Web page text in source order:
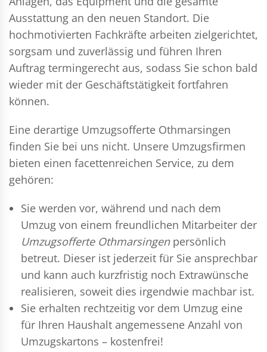
Ausstattung an den neuen Standort. Die
hochmotivierten Fachkräfte arbeiten zielgerichtet,
sorgsam und zuverlässig und führen Ihren
Auftrag termingerecht aus, sodass Sie schon bald
wieder mit der Geschäftstätigkeit fortfahren
können.
Eine derartige Umzugsofferte Othmarsingen
finden Sie bei uns nicht. Unsere Umzugsfirmen
bieten einen facettenreichen Service, zu dem
gehören:
Sie werden vor, während und nach dem
Umzug von einem freundlichen Mitarbeiter der
Umzugsofferte Othmarsingenpersönlich
betreut. Dieser ist jederzeit für Sie ansprechbar
und kann auch kurzfristig noch Extrawünsche
realisieren, soweit dies irgendwie machbar ist.
Sie erhalten rechtzeitig vor dem Umzug eine
für Ihren Haushalt angemessene Anzahl von
Umzugskartons – kostenfrei!